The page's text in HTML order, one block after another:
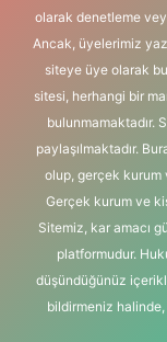
olarak denetleme
Ancak, üyelerimiz
siteye üye olarak
sitesi, herhangi bir
bulunmamaktadır.
paylaşılmaktadır.
olup, gerçek kurum
Gerçek kurum ve
Sitemiz, kar amacı
platformudur.
düşündüğünüz
bildirmeniz